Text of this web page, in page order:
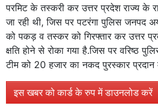
परमिट के तस्करी कर उत्तर प्रदेश राज्य के
जा रही थी, जिस पर पटरंगा पुलिस जनपद
को पकड़ व तस्कर को गिरफ्तार कर उत्तर
क्षति होने से रोका गया है.जिस पर वरिष्ठ
टीम को 20 हजार का नकद पुरस्कार प्रदान
इस खबर को कार्ड के रुप में डाउनलोड करें